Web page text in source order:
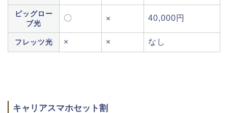
ビッグロー
ブ光
〇 × 40,000円
フレッツ光 × × なし
キャリアスマホセット割